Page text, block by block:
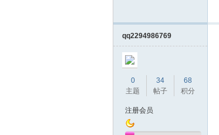
论
qq2294986769
0
主题
34
帖子
68
积分
注册会员